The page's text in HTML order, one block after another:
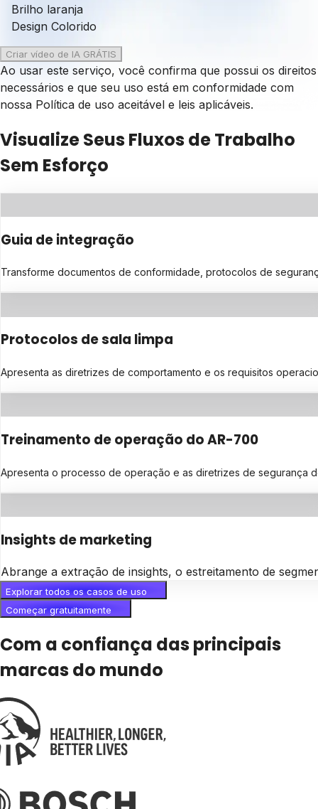
Brilho laranja
Design Colorido
Criar vídeo de IA GRÁTIS
Ao usar este serviço, você confirma que possui os direitos
necessários e que seu uso está em conformidade com
nossa Política de uso aceitável e leis aplicáveis.
Visualize Seus Fluxos de Trabalho
Sem Esforço
Guia de integração
Transforme documentos de conformidade, protocolos de
Protocolos de sala limpa
Apresenta as diretrizes de comportamento e os requisitos
Treinamento de operação do AR-700
Apresenta o processo de operação e as diretrizes de segurança
Insights de marketing
Abrange a extração de insights, o estreitamento de
Explorar todos os casos de uso
Começar gratuitamente
Com a confiança das principais
marcas do mundo